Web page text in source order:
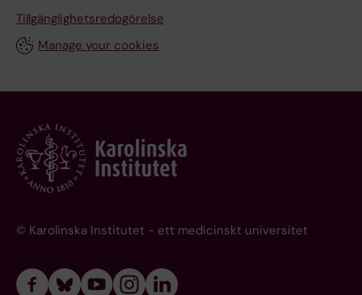
Tillgänglighetsredogörelse
Manage your cookies
© Karolinska Institutet - ett medicinskt universitet